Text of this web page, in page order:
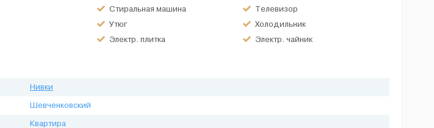
Стиральная машина
Телевизор
Утюг
Холодильник
Электр. плитка
Электр. чайник
Нивки
Шевченковский
Квартира